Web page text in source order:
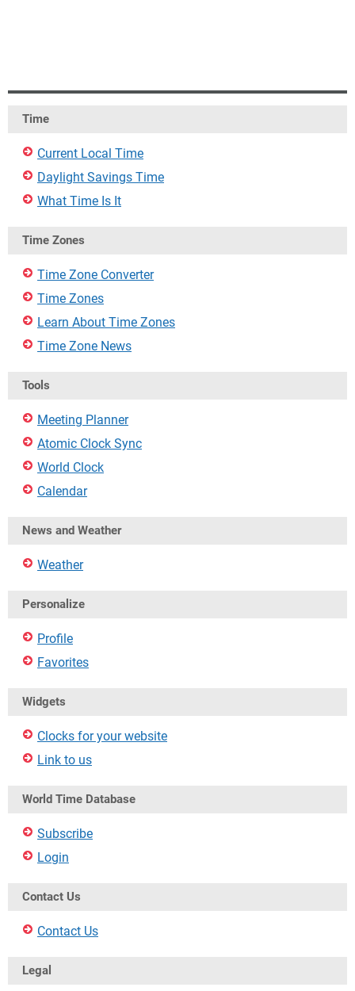
Time
Current Local Time
Daylight Savings Time
What Time Is It
Time Zones
Time Zone Converter
Time Zones
Learn About Time Zones
Time Zone News
Tools
Meeting Planner
Atomic Clock Sync
World Clock
Calendar
News and Weather
Weather
Personalize
Profile
Favorites
Widgets
Clocks for your website
Link to us
World Time Database
Subscribe
Login
Contact Us
Contact Us
Legal